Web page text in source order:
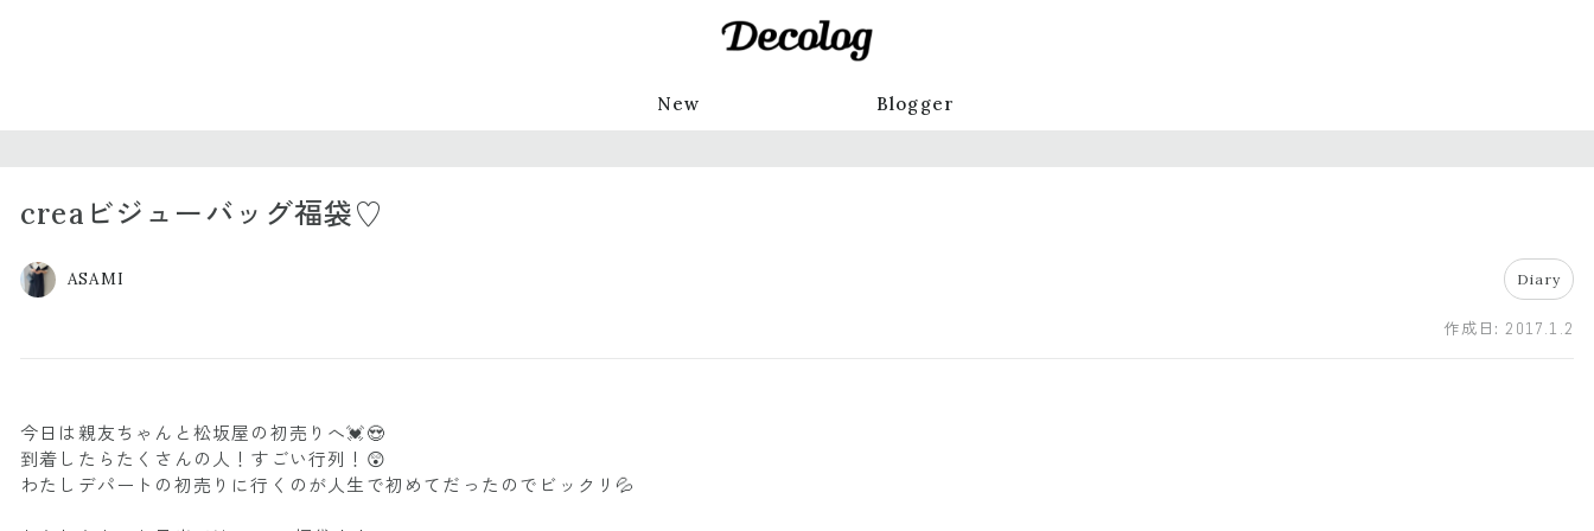
New Blogger
creaビジューバッグ福袋♡
ASAMI Diary
作成日:2017.1.2
今日は親友ちゃんと松坂屋の初売りへ💓😍
到着したらたくさんの人！すごい行列！😲
わたしデパートの初売りに行くのが人生で初めてだったのでビックリ💦